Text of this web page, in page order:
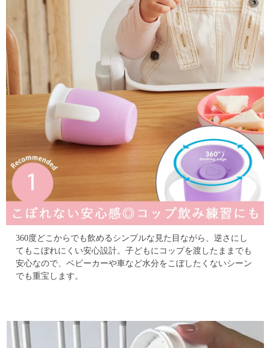
360度どこからでも飲めるシンプルな見た目ながら、逆さにし
てもこぼれにくい安心設計。 子どもにコップを渡したままでも
安心なので、 ベビーカーや車など水分をこぼしたくないシーン
でも重宝します。